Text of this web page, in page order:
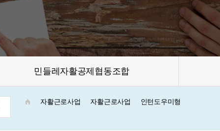
민들레자활공제협동조합
자활근로사업 자활근로사업 인턴도우미형